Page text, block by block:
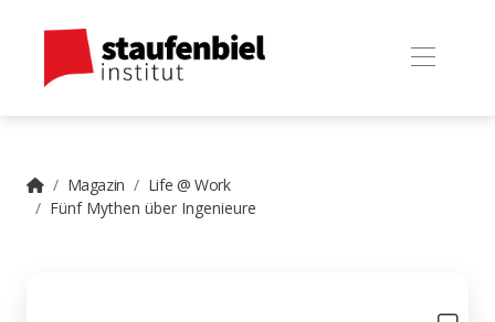
Magazin
Life @ Work
Fünf Mythen über Ingenieure